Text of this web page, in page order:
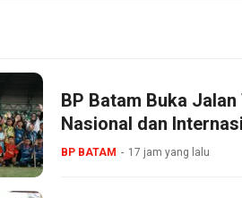
BP Batam Buka
Nasional dan
BP BATAM 17 jam yang lalu